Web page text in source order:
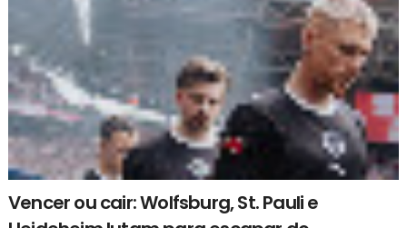
Vencer ou cair: Wolfsburg, St. Pauli e